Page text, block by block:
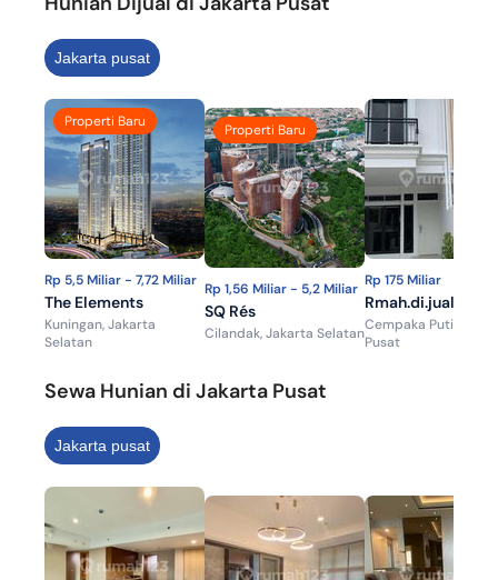
Jakarta pusat
Properti Baru
Rp 5,5 Miliar - 7,72 Miliar
The Elements
Kuningan, Jakarta
Selatan
Properti Baru
Rp 1,56 Miliar - 5,2 Miliar
SQ Rés
Cilandak, Jakarta Selatan
Rp 175 Miliar
Rmah.di.jual
Lokasi Strategis
Cempaka Putih,
Pusat
Sewa Hunian di Jakarta Pusat
Jakarta pusat